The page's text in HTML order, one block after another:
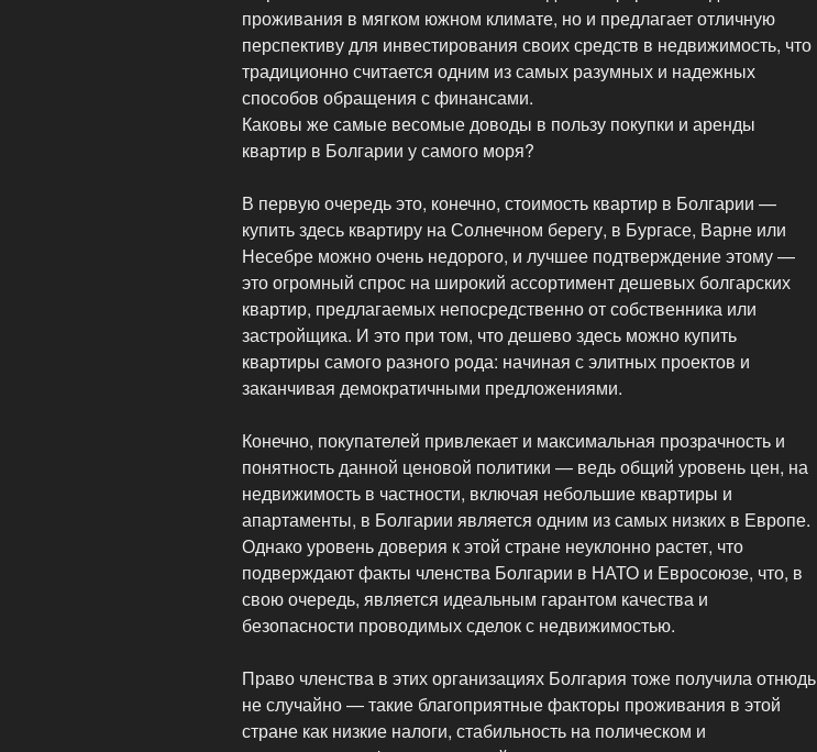
проживания в мягком южном климате, но и предлагает отличную
перспективу для инвестирования своих средств в недвижимость, что
традиционно считается одним из самых разумных и надежных
способов обращения с финансами.
Каковы же самые весомые доводы в пользу покупки и аренды
квартир в Болгарии у самого моря?
В первую очередь это, конечно, стоимость квартир в Болгарии —
купить здесь квартиру на Солнечном берегу, в Бургасе, Варне или
Несебре можно очень недорого, и лучшее подтверждение этому —
это огромный спрос на широкий ассортимент дешевых болгарских
квартир, предлагаемых непосредственно от собственника или
застройщика. И это при том, что дешево здесь можно купить
квартиры самого разного рода: начиная с элитных проектов и
заканчивая демократичными предложениями.
Конечно, покупателей привлекает и максимальная прозрачность и
понятность данной ценовой политики — ведь общий уровень цен, на
недвижимость в частности, включая небольшие квартиры и
апартаменты, в Болгарии является одним из самых низких в Европе.
Однако уровень доверия к этой стране неуклонно растет, что
подверждают факты членства Болгарии в НАТО и Евросоюзе, что, в
свою очередь, является идеальным гарантом качества и
безопасности проводимых сделок с недвижимостью.
Право членства в этих организациях Болгария тоже получила отнюдь
не случайно — такие благоприятные факторы проживания в этой
стране как низкие налоги, стабильность на полическом и